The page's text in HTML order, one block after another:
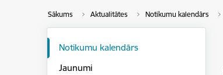
Sākums Aktualitātes Notikumu kalendārs
Notikumu kalendārs
Jaunumi